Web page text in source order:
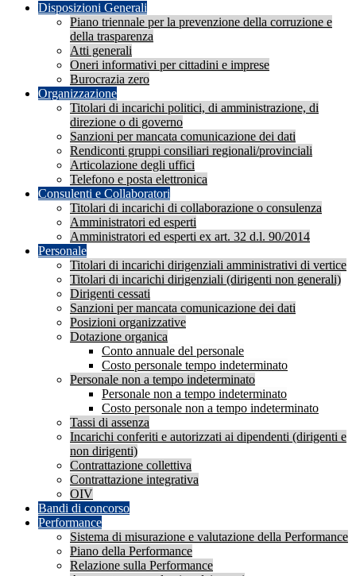
Disposizioni Generali
Piano triennale per la prevenzione della corruzione e
della trasparenza
Atti generali
Oneri informativi per cittadini e imprese
Burocrazia zero
Organizzazione
Titolari di incarichi politici, di amministrazione, di
direzione o di governo
Sanzioni per mancata comunicazione dei dati
Rendiconti gruppi consiliari regionali/provinciali
Articolazione degli uffici
Telefono e posta elettronica
Consulenti e Collaboratori
Titolari di incarichi di collaborazione o consulenza
Amministratori ed esperti
Amministratori ed esperti ex art. 32 d.l. 90/2014
Personale
Titolari di incarichi dirigenziali amministrativi di vertice
Titolari di incarichi dirigenziali (dirigenti non generali)
Dirigenti cessati
Sanzioni per mancata comunicazione dei dati
Posizioni organizzative
Dotazione organica
Conto annuale del personale
Costo personale tempo indeterminato
Personale non a tempo indeterminato
Personale non a tempo indeterminato
Costo personale non a tempo indeterminato
Tassi di assenza
Incarichi conferiti e autorizzati ai dipendenti (dirigenti e
non dirigenti)
Contrattazione collettiva
Contrattazione integrativa
OIV
Bandi di concorso
Performance
Sistema di misurazione e valutazione della Performance
Piano della Performance
Relazione sulla Performance